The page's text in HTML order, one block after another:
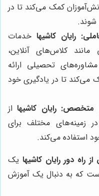
کمک می‌کند تا در
شوند.
رایان کاشیهاخدمات
کلاس‌های آنلاین،
تحصیلی ارائه
می‌کند تا در یادگیری خود
و متخصص: رایان کاشیهااز
مختلف برای
استفاده می‌کند.
راه دور رایان کاشیها یک
که به دنبال یک آموزش